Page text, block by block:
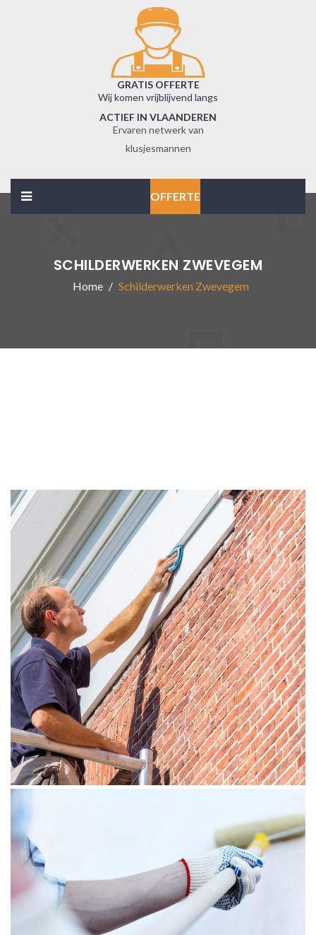
GRATIS OFFERTE
Wij komen vrijblijvend langs
ACTIEF IN VLAANDEREN
Ervaren netwerk van
klusjesmannen
OFFERTE
SCHILDERWERKEN ZWEVEGEM
Home Schilderwerken Zwevegem